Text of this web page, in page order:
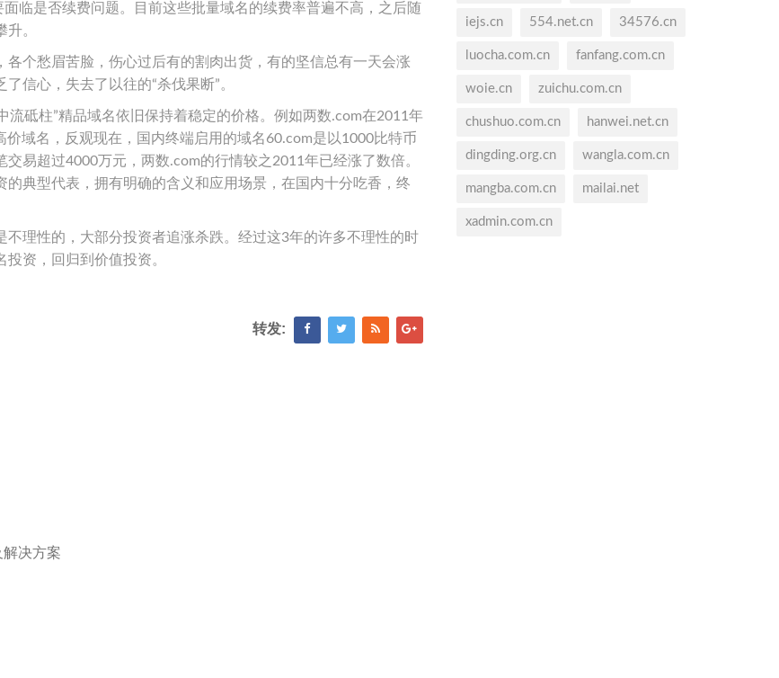
临是否续费问题。目前这些批量域名的续费率普遍不高，之后随
。
个愁眉苦脸，伤心过后有的割肉出货，有的坚信总有一天会涨
信心，失去了以往的“杀伐果断”。
流砥柱”精品域名依旧保持着稳定的价格。例如两数.com在2011年
域名，反观现在，国内终端启用的域名60.com是以1000比特币
易超过4000万元，两数.com的行情较之2011年已经涨了数倍。
典型代表，拥有明确的含义和应用场景，在国内十分吃香，终
理性的，大部分投资者追涨杀跌。经过这3年的许多不理性的时
资，回归到价值投资。
转发:
决方案
iejs.cn 554.net.cn 34576.cn
luocha.com.cn fanfang.com.cn
woie.cn zuichu.com.cn
chushuo.com.cn hanwei.net.cn
dingding.org.cn wangla.com.cn
mangba.com.cn mailai.net
xadmin.com.cn